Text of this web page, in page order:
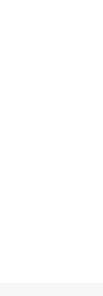
Voit